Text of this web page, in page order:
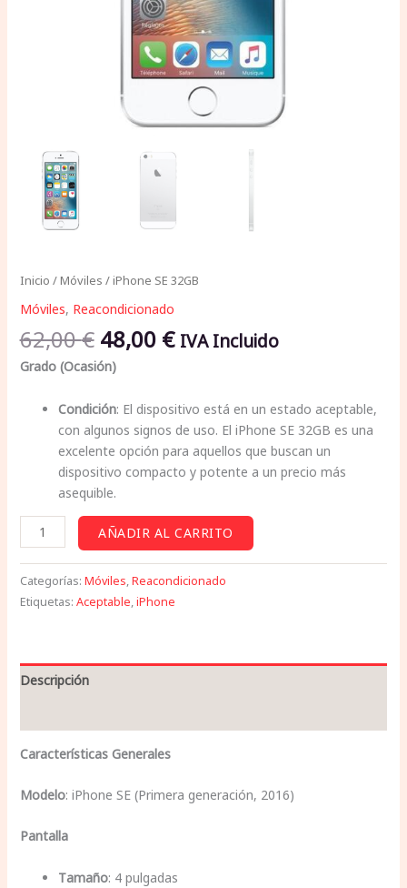
Inicio /Móviles / iPhone SE 32GB
Móviles, Reacondicionado
62,00€ 48,00 € IVA Incluido
Grado (Ocasión)
Condición: El dispositivo está en un estado aceptable,
con algunos signos de uso. El iPhone SE 32GB es una
excelente opción para aquellos que buscan un
dispositivo compacto y potente a un precio más
asequible.
AÑADIR AL CARRITO
Categorías: Móviles,Reacondicionado
Etiquetas: Aceptable,iPhone
Descripción
Características Generales
Modelo: iPhone SE (Primera generación, 2016)
Pantalla
Tamaño: 4 pulgadas